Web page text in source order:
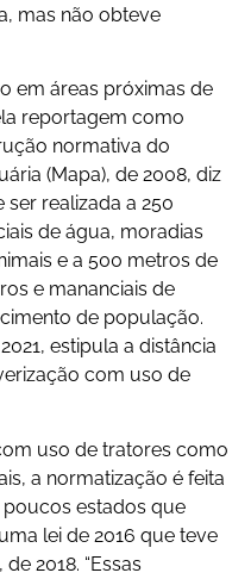
mas não obteve
em áreas próximas de
reportagem como
normativa do
(Mapa), de 2008, diz
realizada a 250
de água, moradias
e a 500 metros de
e mananciais de
de população.
estipula a distância
com uso de
uso de tratores como
a normatização é feita
poucos estados que
lei de 2016 que teve
2018. “Essas